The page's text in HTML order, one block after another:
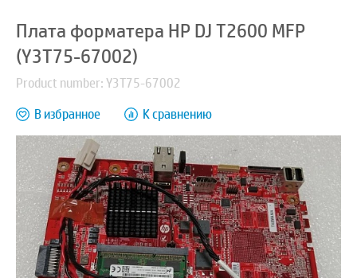
Плата форматера HP DJ T2600 MFP
(Y3T75-67002)
Product number: Y3T75-67002
В избранное
К сравнению